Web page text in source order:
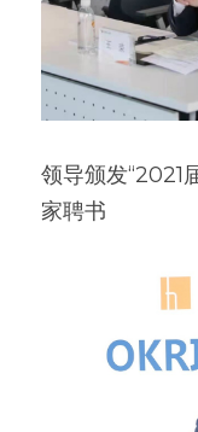
领导颁发“2021
家聘书